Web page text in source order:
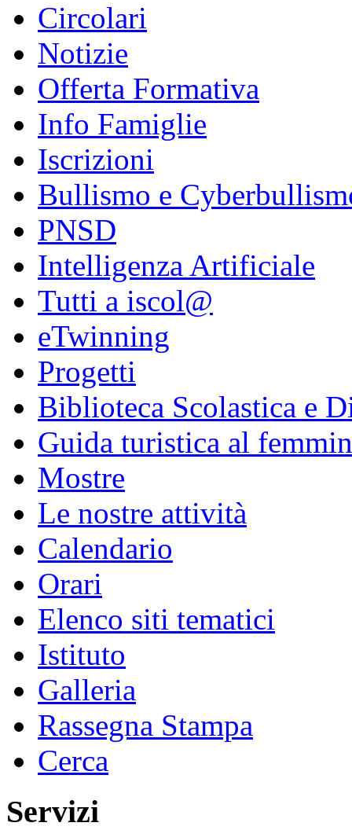
Circolari
Notizie
Offerta Formativa
Info Famiglie
Iscrizioni
Bullismo e
PNSD
Intelligenza Artificiale
Tutti a iscol@
eTwinning
Progetti
Biblioteca Scolastica e
Guida turistica al
Mostre
Le nostre attività
Calendario
Orari
Elenco siti tematici
Istituto
Galleria
Rassegna Stampa
Cerca
Servizi